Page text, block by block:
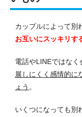
カップルによって別
お互いにスッキリす
電話やLINEではなく
展しにくく感情的に
ょう 。
いくつになっても別